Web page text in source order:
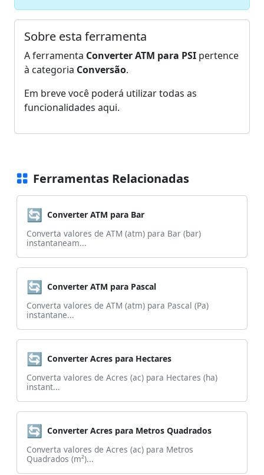
Sobre esta ferramenta
A ferramenta Converter ATM para PSI pertence
à categoria Conversão.
Em breve você poderá utilizar todas as
funcionalidades aqui.
Ferramentas Relacionadas
🔄 Converter ATM para Bar
Converta valores de ATM (atm) para Bar (bar)
instantaneam...
🔄 Converter ATM para Pascal
Converta valores de ATM (atm) para Pascal (Pa)
instantane...
🔄 Converter Acres para Hectares
Converta valores de Acres (ac) para Hectares (ha)
instant...
🔄 Converter Acres para Metros Quadrados
Converta valores de Acres (ac) para Metros
Quadrados (m²)...